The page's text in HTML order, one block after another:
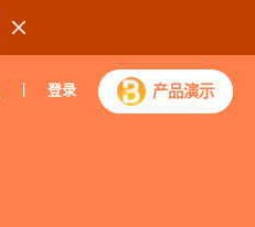

登录 产品演示